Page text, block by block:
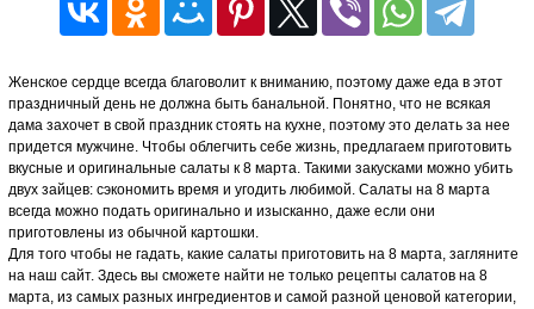
Женское сердце всегда благоволит к вниманию, поэтому даже еда в этот
праздничный день не должна быть банальной. Понятно, что не всякая
дама захочет в свой праздник стоять на кухне, поэтому это делать за нее
придется мужчине. Чтобы облегчить себе жизнь, предлагаем приготовить
вкусные и оригинальные салаты к 8 марта. Такими закусками можно убить
двух зайцев: сэкономить время и угодить любимой. Салаты на 8 марта
всегда можно подать оригинально и изысканно, даже если они
приготовлены из обычной картошки.
Для того чтобы не гадать, какие салаты приготовить на 8 марта, загляните
на наш сайт. Здесь вы сможете найти не только рецепты салатов на 8
марта, из самых разных ингредиентов и самой разной ценовой категории,